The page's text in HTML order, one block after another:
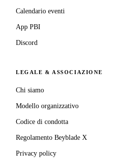
Calendario eventi
App PBI
Discord
LEGALE & ASSOCIAZIONE
Chi siamo
Modello organizzativo
Codice di condotta
Regolamento Beyblade X
Privacy policy